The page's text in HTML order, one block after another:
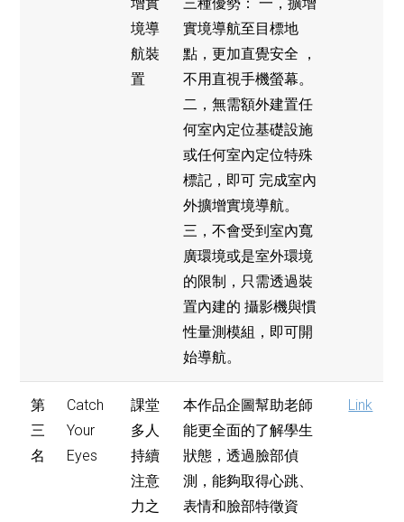
境導
航裝
置
實境導航至目標地
點，更加直覺安全 ，
不用直視手機螢幕。
二，無需額外建置任
何室內定位基礎設施
或任何室內定位特殊
標記，即可 完成室內
外擴增實境導航。
三，不會受到室內寬
廣環境或是室外環境
的限制，只需透過裝
置內建的 攝影機與慣
性量測模組，即可開
始導航。
第
三
名
Catch
Your
Eyes
課堂
多人
持續
注意
力之
本作品企圖幫助老師
能更全面的了解學生
狀態，透過臉部偵
測，能夠取得心跳、
表情和臉部特徵資
Link